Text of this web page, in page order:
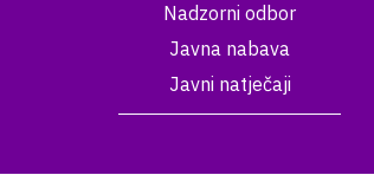
Nadzorni odbor
Javna nabava
Javni natječaji